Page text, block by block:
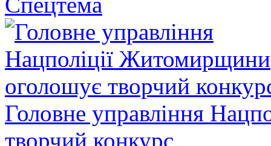
Головне управління
творчий конкурс